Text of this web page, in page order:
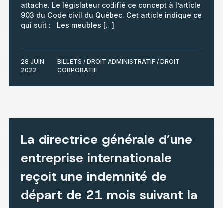
attache. Le législateur codifié ce concept à l’article
903 du Code civil du Québec. Cet article indique ce
qui suit : Les meubles […]
28 JUIN
2022
BILLETS / DROIT ADMINISTRATIF / DROIT
CORPORATIF
La directrice générale d’une
entreprise internationale
reçoit une indemnité de
départ de 21 mois suivant la